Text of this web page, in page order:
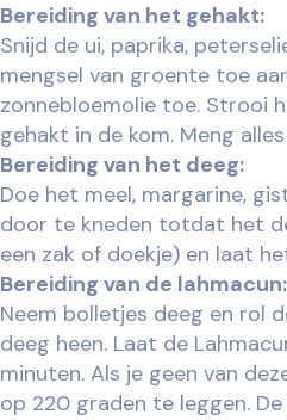
Bereiding van het gehakt:
Snijd de ui, paprika,
mengsel van groente toe
zonnebloemolie toe. Strooi
gehakt in de kom. Meng
Bereiding van het deeg:
Doe het meel, margarine,
door te kneden totdat het
een zak of doekje) en laat
Bereiding van de lahmacun:
Neem bolletjes deeg en rol
deeg heen. Laat de
minuten. Als je geen van
op 220 graden te leggen.